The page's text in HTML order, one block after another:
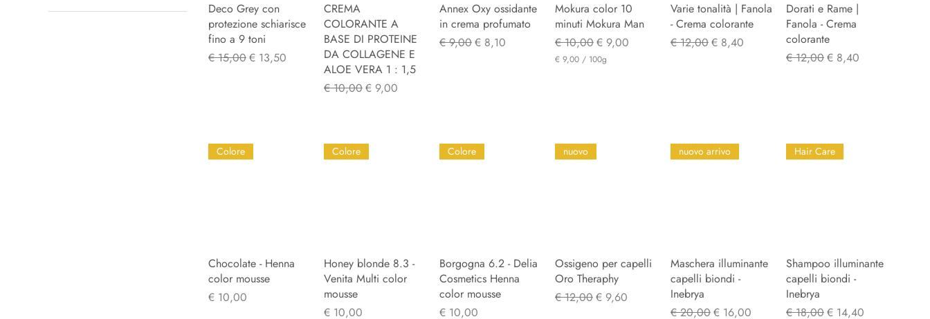
Snel overzicht
Deco Grey con
protezione schiarisce
fino a 9 toni
Normale prijs
€ 15,00Verkoopprijs
€ 13,50
Snel overzicht
CREMA
COLORANTE A
BASE DI PROTEINE
DA COLLAGENE E
ALOE VERA 1 : 1,5
Normale prijs
€ 10,00Verkoopprijs
€ 9,00
Snel overzicht
Annex Oxy ossidante
in crema profumato
Normale prijs
€ 9,00Verkoopprijs
€ 8,10
Snel overzicht
Mokura color 10
minuti Mokura Man
Normale prijs
€ 10,00Verkoopprijs
€ 9,00
€ 9,00 / 100g
r
Snel overzicht
Varie tonalità | Fanola
- Crema colorante
Normale prijs
€ 12,00Verkoopprijs
€ 8,40
Snel overzicht
Dorati e Rame |
Fanola - Crema
colorante
Normale prijs
€ 12,00Verkoopprijs
€ 8,40
Snel overzicht
Colore
Chocolate - Henna
color mousse
Prijs
€ 10,00
Snel overzicht
Colore
Honey blonde 8.3 -
Venita Multi color
mousse
Prijs
€ 10,00
Snel overzicht
Colore
Borgogna 6.2 - Delia
Cosmetics Henna
color mousse
Prijs
€ 10,00
Snel overzicht
nuovo
Ossigeno per capelli
Oro Theraphy
Normale prijs
€ 12,00Verkoopprijs
€ 9,60
Snel overzicht
nuovo arrivo
Maschera illuminante
capelli biondi -
Inebrya
Normale prijs
€ 20,00Verkoopprijs
€ 16,00
Snel overzicht
Hair Care
Shampoo illuminante
capelli biondi -
Inebrya
Normale prijs
€ 18,00Verkoopprijs
€ 14,40